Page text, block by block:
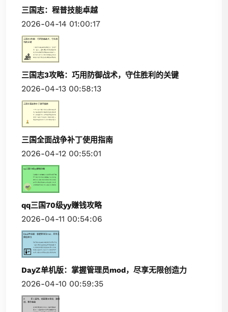
三国志：程普技能卓越
2026-04-14 01:00:17
三国志3攻略：巧用防御战术，守住胜利的关键
2026-04-13 00:58:13
三国全面战争补丁使用指南
2026-04-12 00:55:01
qq三国70级yy赚钱攻略
2026-04-11 00:54:06
DayZ单机版：掌握管理员mod，尽享无限创造力
2026-04-10 00:59:35